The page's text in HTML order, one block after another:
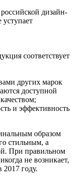
дизайн-
соответствует
других марок
доступной
и эффективность
образом
стильным, а
При правильном
не возникает,
году.